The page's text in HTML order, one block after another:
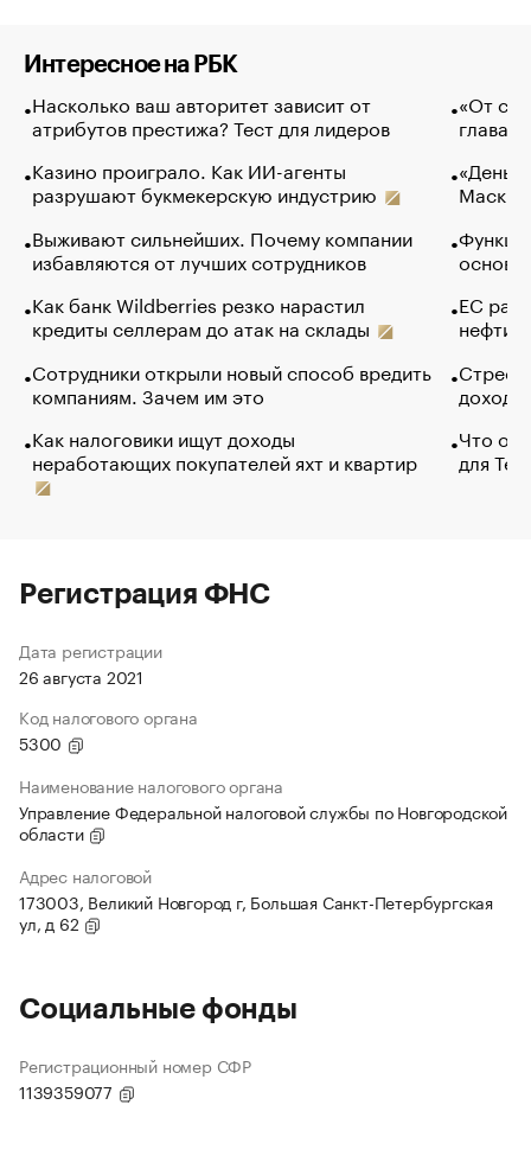
Интересное на РБК
Насколько ваш авторитет зависит от
атрибутов престижа? Тест для лидеров
Казино проиграло. Как ИИ-агенты
разрушают букмекерскую индустрию
Выживают сильнейших. Почему компании
избавляются от лучших сотрудников
Как банк Wildberries резко нарастил
кредиты селлерам до атак на склады
Сотрудники открыли новый способ вредить
компаниям. Зачем им это
Как налоговики ищут доходы
неработающих покупателей яхт и квартир
«От
глава
Маск в
основ
ЕС
нефти
Что
для
Регистрация ФНС
Дата регистрации
26 августа 2021
Код налогового органа
5300
Наименование налогового органа
Управление Федеральной налоговой службы по Новгородской
области
Адрес налоговой
173003, Великий Новгород г, Большая Санкт-Петербургская
ул, д 62
Социальные фонды
Регистрационный номер СФР
1139359077